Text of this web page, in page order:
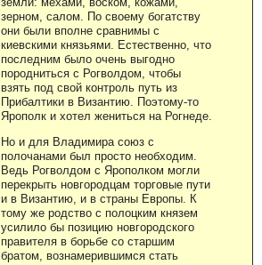
зерном, салом. По своему богатству
они были вполне сравнимы с
киевскими князьями. Естественно, что
последним было очень выгодно
породниться с Рогволдом, чтобы
взять под свой контроль путь из
Прибалтики в Византию. Поэтому-то
Ярополк и хотел жениться на Рогнеде.
Но и для Владимира союз с
полочанами был просто необходим.
Ведь Рогволдом с Ярополком могли
перекрыть новгородцам торговые пути
и в Византию, и в страны Европы. К
тому же родство с полоцким князем
усилило бы позицию новгородского
правителя в борьбе со старшим
братом, вознамерившимся стать